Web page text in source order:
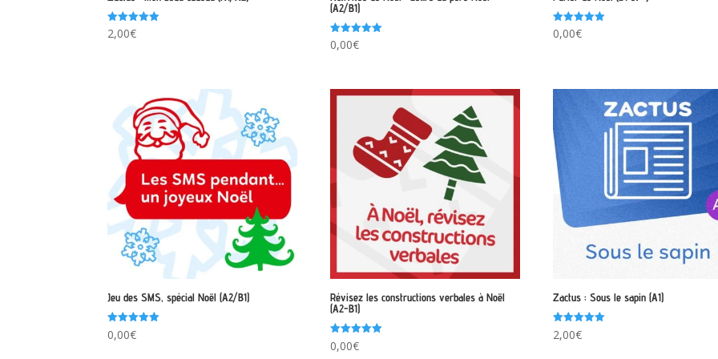
Note
5.00
2,00€
(A2/B1)
Note
5.00
0,00€
Note
5.00
0,00€
Jeu des SMS, spécial Noël (A2/B1)
Note
5.00
0,00€
Révisez les constructions verbales à Noël
(A2-B1)
Note
5.00
0,00€
Zactus : Sous le sapin (A1)
Note
5.00
2,00€